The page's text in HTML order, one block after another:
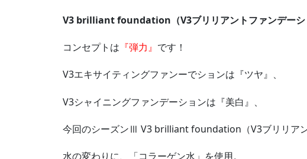
V3 brilliant foundation（V3ブリリアントファンデーシ
コンセプトは 『弾力』 です！
V3エキサイティングファンーでションは『ツヤ』、
V3シャイニングファンデーションは『美白』、
今回のシーズンⅢ V3 brilliant foundation（V3ブリリア
水の変わりに、「コラーゲン水」を使用。